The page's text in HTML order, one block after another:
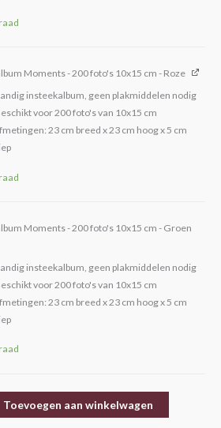
Moments - 200 foto's 10x15 cm - Roze
insteekalbum, geen plakmiddelen nodig
voor 200 foto's van 10x15 cm
23 cm breed x 23 cm hoog x 5 cm
Moments - 200 foto's 10x15 cm - Groen
insteekalbum, geen plakmiddelen nodig
voor 200 foto's van 10x15 cm
23 cm breed x 23 cm hoog x 5 cm
Toevoegen aan winkelwagen